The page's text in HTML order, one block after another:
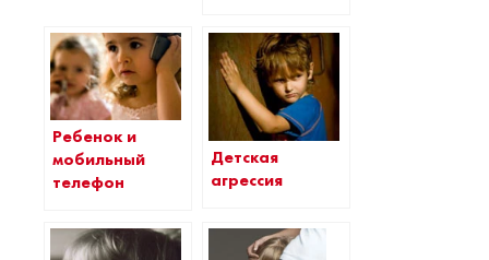
Ребенок и
мобильный
телефон
Детская
агрессия